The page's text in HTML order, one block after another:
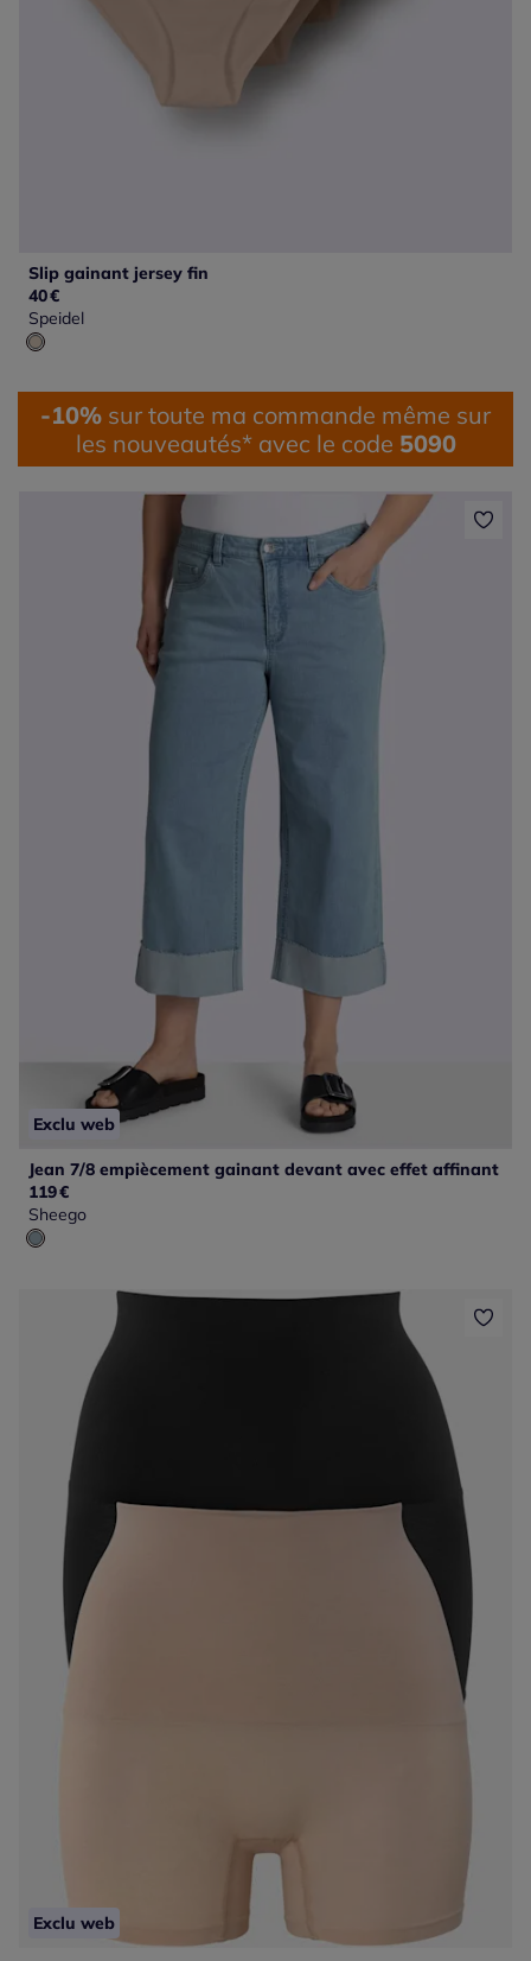
Slip gainant jersey fin
40€
Speidel
-10% sur toute ma commande même sur
les nouveautés* avec le code 5090
Exclu web
Jean 7/8 empiècement gainant devant avec effet affinant
119€
Sheego
Exclu web